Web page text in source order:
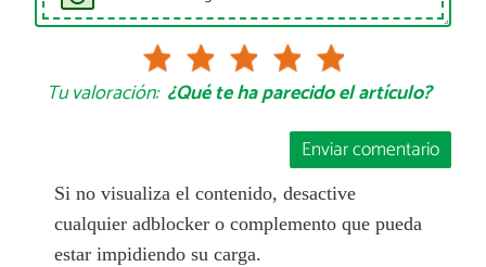
Tu valoración: ¿Qué te ha parecido el artículo?
Enviar comentario
Si no visualiza el contenido, desactive
cualquier adblocker o complemento que pueda
estar impidiendo su carga.